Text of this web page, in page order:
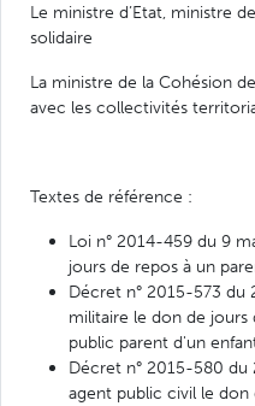
Le ministre d’Etat, ministre
solidaire
La ministre de la Cohésion
avec les collectivités
Textes de référence :
Loi n° 2014-459 du 9
jours de repos à un
Décret n° 2015-573 du
militaire le don de jours
public parent d'un
Décret n° 2015-580
agent public civil le don